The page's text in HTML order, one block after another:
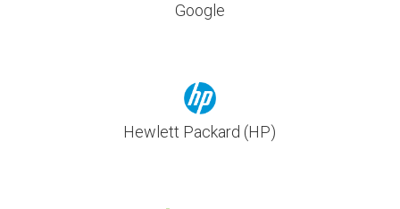
Google
Hewlett Packard (HP)